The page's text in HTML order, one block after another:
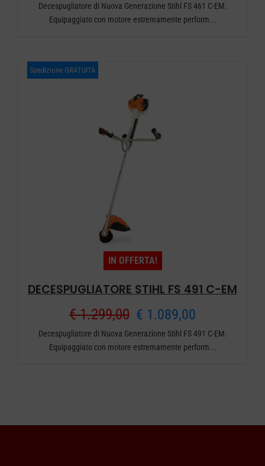
Decespugliatore di Nuova Generazione Stihl FS 461 C-EM.
Equipaggiato con motore estremamente perform...
Spedizione GRATUITA
IN OFFERTA!
DECESPUGLIATORE STIHL FS 491 C-EM
€1.299,00 Il
prezzo
€ 1.089,00
prezzo
Decespugliatore di Nuova Generazione Stihl FS 491 C-EM.
Equipaggiato con motore estremamente perform...